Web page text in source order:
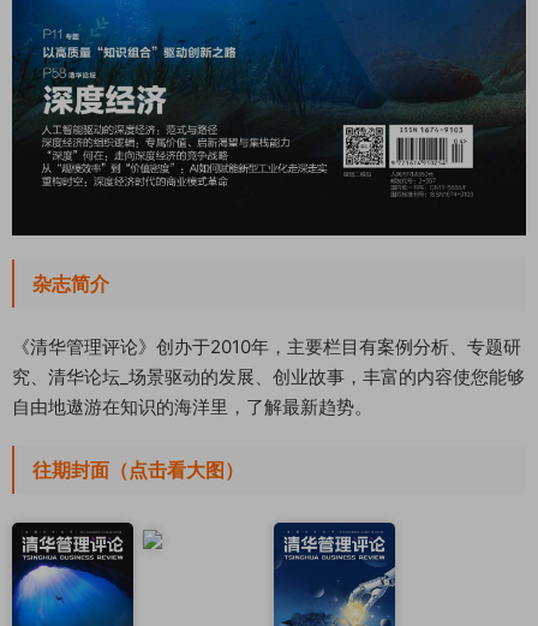
杂志简介
《清华管理评论》创办于2010年，主要栏目有案例分析、专题研
究、清华论坛_场景驱动的发展、创业故事，丰富的内容使您能够
自由地遨游在知识的海洋里，了解最新趋势。
往期封面（点击看大图）